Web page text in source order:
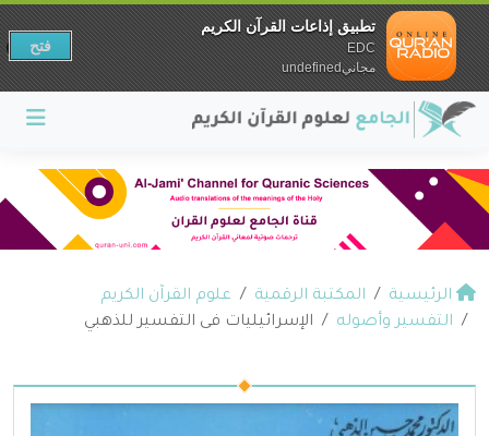
الرئيسية المكتبة الرقمية
علوم القرآن الكريم
التفسير وأصوله
الإسرائيليات فى التفسير للذهبي
تطبيق إذاعات القرآن الكريم
EDC
مجانيundefined
فتح